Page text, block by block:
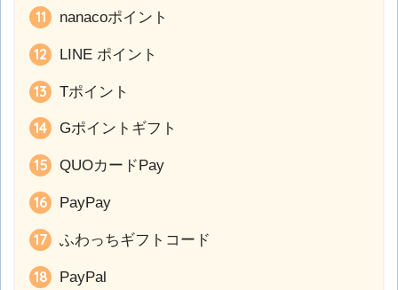
nanacoポイント
LINE ポイント
Tポイント
Gポイントギフト
QUOカードPay
PayPay
ふわっちギフトコード
PayPal